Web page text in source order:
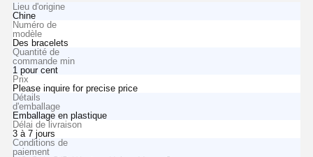
Lieu d'origine
Chine
Numéro de
modèle
Des bracelets
Quantité de
commande min
1 pour cent
Prix
Please inquire for precise price
Détails
d'emballage
Emballage en plastique
Délai de livraison
3 à 7 jours
Conditions de
paiement